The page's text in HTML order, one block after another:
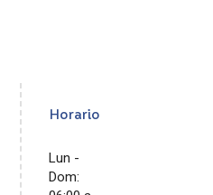
Horario
Lun -
Dom: